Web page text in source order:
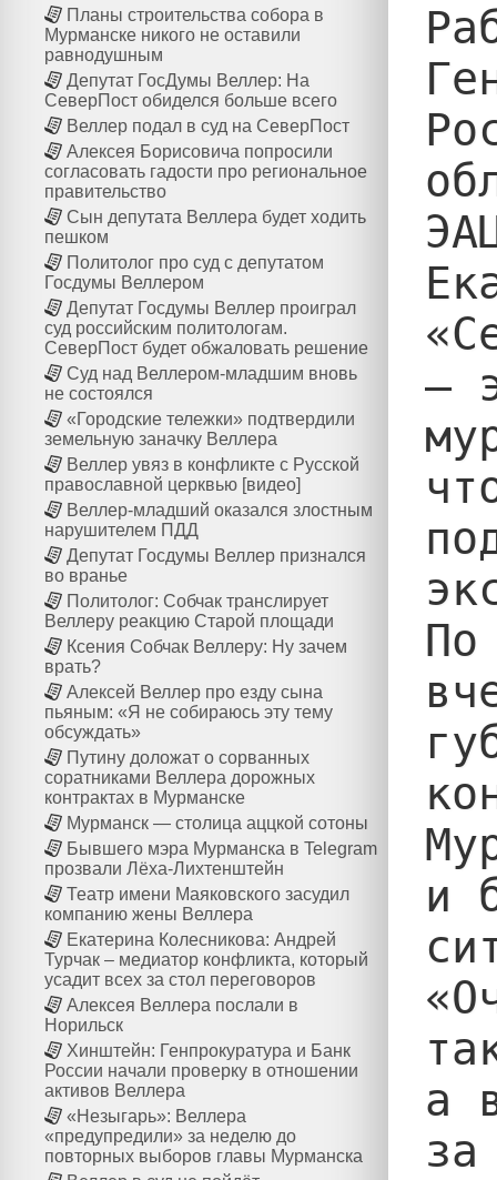
Планы строительства собора в
Мурманске никого не оставили
равнодушным
Депутат ГосДумы Веллер: На
СеверПост обиделся больше всего
Веллер подал в суд на СеверПост
Алексея Борисовича попросили
согласовать гадости про региональное
правительство
Сын депутата Веллера будет ходить
пешком
Политолог про суд с депутатом
Госдумы Веллером
Депутат Госдумы Веллер проиграл
суд российским политологам.
СеверПост будет обжаловать решение
Суд над Веллером-младшим вновь
не состоялся
«Городские тележки» подтвердили
земельную заначку Веллера
Веллер увяз в конфликте с Русской
православной церквью [видео]
Веллер-младший оказался злостным
нарушителем ПДД
Депутат Госдумы Веллер признался
во вранье
Политолог: Собчак транслирует
Веллеру реакцию Старой площади
Ксения Собчак Веллеру: Ну зачем
врать?
Алексей Веллер про езду сына
пьяным: «Я не собираюсь эту тему
обсуждать»
Путину доложат о сорванных
соратниками Веллера дорожных
контрактах в Мурманске
Мурманск — столица аццкой сотоны
Бывшего мэра Мурманска в Telegram
прозвали Лёха-Лихтенштейн
Театр имени Маяковского засудил
компанию жены Веллера
Екатерина Колесникова: Андрей
Турчак – медиатор конфликта, который
усадит всех за стол переговоров
Алексея Веллера послали в
Норильск
Хинштейн: Генпрокуратура и Банк
России начали проверку в отношении
активов Веллера
«Незыгарь»: Веллера
«предупредили» за неделю до
повторных выборов главы Мурманска
—
По
и
а